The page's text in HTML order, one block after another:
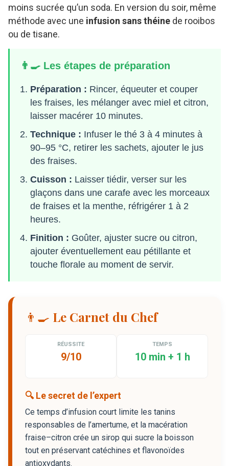
moins sucrée qu’un soda. En version du soir, même
méthode avec une infusion sans théine de rooibos
ou de tisane.
👨‍🍳 Les étapes de préparation
Préparation : Rincer, équeuter et couper
les fraises, les mélanger avec miel et citron,
laisser macérer 10 minutes.
Technique : Infuser le thé 3 à 4 minutes à
90–95 °C, retirer les sachets, ajouter le jus
des fraises.
Cuisson : Laisser tiédir, verser sur les
glaçons dans une carafe avec les morceaux
de fraises et la menthe, réfrigérer 1 à 2
heures.
Finition : Goûter, ajuster sucre ou citron,
ajouter éventuellement eau pétillante et
touche florale au moment de servir.
👨‍🍳 Le Carnet du Chef
RÉUSSITE
9/10
TEMPS
10 min + 1 h
🔍 Le secret de l’expert
Ce temps d’infusion court limite les tanins
responsables de l’amertume, et la macération
fraise–citron crée un sirop qui sucre la boisson
tout en préservant catéchines et flavonoïdes
antioxydants.